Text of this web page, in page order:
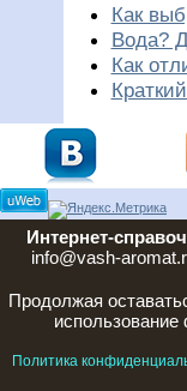
Как
Вода?
Как
Интернет-
info@vash-
Продолжая
Политика